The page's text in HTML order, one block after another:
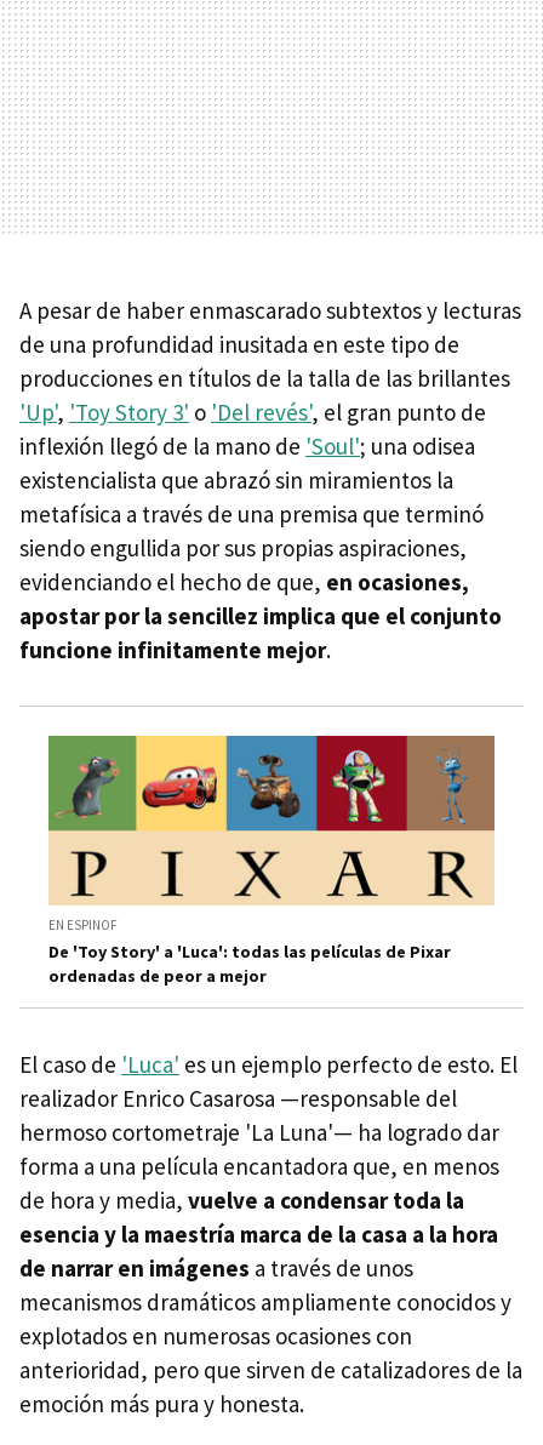
A pesar de haber enmascarado subtextos y lecturas
de una profundidad inusitada en este tipo de
producciones en títulos de la talla de las brillantes
'Up', 'Toy Story 3' o 'Del revés', el gran punto de
inflexión llegó de la mano de 'Soul'; una odisea
existencialista que abrazó sin miramientos la
metafísica a través de una premisa que terminó
siendo engullida por sus propias aspiraciones,
evidenciando el hecho de que, en ocasiones,
apostar por la sencillez implica que el conjunto
funcione infinitamente mejor.
EN ESPINOF
De 'Toy Story' a 'Luca': todas las películas de Pixar
ordenadas de peor a mejor
El caso de 'Luca' es un ejemplo perfecto de esto. El
realizador Enrico Casarosa —responsable del
hermoso cortometraje 'La Luna'— ha logrado dar
forma a una película encantadora que, en menos
de hora y media, vuelve a condensar toda la
esencia y la maestría marca de la casa a la hora
de narrar en imágenes a través de unos
mecanismos dramáticos ampliamente conocidos y
explotados en numerosas ocasiones con
anterioridad, pero que sirven de catalizadores de la
emoción más pura y honesta.